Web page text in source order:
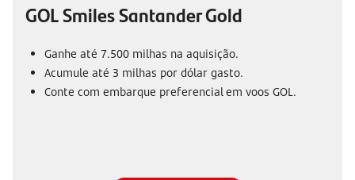
GOL Smiles Santander Gold
Ganhe até 7.500 milhas na aquisição.
Acumule até 3 milhas por dólar gasto.
Conte com embarque preferencial em voos GOL.